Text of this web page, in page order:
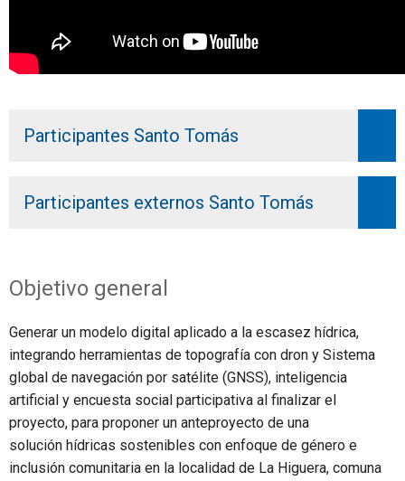
Participantes Santo Tomás
Participantes externos Santo Tomás
Objetivo general
Generar un modelo digital aplicado a la escasez hídrica,
integrando herramientas de topografía con dron y Sistema
global de navegación por satélite (GNSS), inteligencia
artificial y encuesta social participativa al finalizar el
proyecto, para proponer un anteproyecto de una
solución hídricas sostenibles con enfoque de género e
inclusión comunitaria en la localidad de La Higuera, comuna